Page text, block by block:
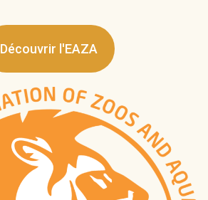
Découvrir l'EAZA